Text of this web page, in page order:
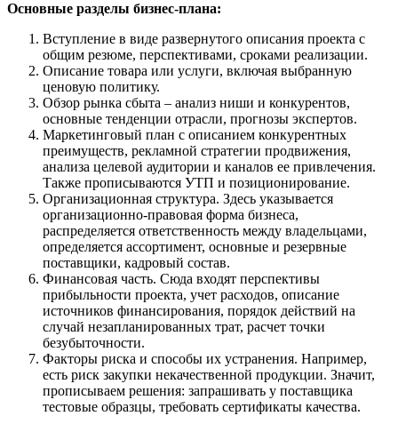
Основные разделы бизнес-плана:
Вступление в виде развернутого описания проекта с
общим резюме, перспективами, сроками реализации.
Описание товара или услуги, включая выбранную
ценовую политику.
Обзор рынка сбыта – анализ ниши и конкурентов,
основные тенденции отрасли, прогнозы экспертов.
Маркетинговый план с описанием конкурентных
преимуществ, рекламной стратегии продвижения,
анализа целевой аудитории и каналов ее привлечения.
Также прописываются УТП и позиционирование.
Организационная структура. Здесь указывается
организационно-правовая форма бизнеса,
распределяется ответственность между владельцами,
определяется ассортимент, основные и резервные
поставщики, кадровый состав.
Финансовая часть. Сюда входят перспективы
прибыльности проекта, учет расходов, описание
источников финансирования, порядок действий на
случай незапланированных трат, расчет точки
безубыточности.
Факторы риска и способы их устранения. Например,
есть риск закупки некачественной продукции. Значит,
прописываем решения: запрашивать у поставщика
тестовые образцы, требовать сертификаты качества.